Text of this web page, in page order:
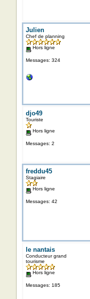
Julien
Chef de planning
Hors ligne
Messages: 324
djo49
Touriste
Hors ligne
Messages: 2
freddu45
Stagiaire
Hors ligne
Messages: 42
le nantais
Conducteur grand
tourisme
Hors ligne
Messages: 185